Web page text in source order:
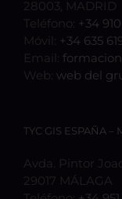
28003, MADRID
Teléfono: +34
Móvil: +34 635
Email:
Web: web del
TYC GIS ESPAÑA –
Avda. Pintor
29017 MÁLAGA